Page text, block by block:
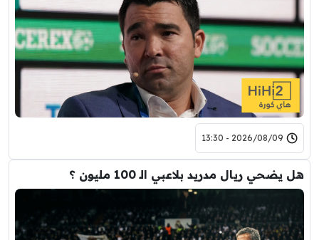
2026/08/09 - 13:30
هل يضحي ريال مدريد بلاعبي الـ 100 مليون ؟